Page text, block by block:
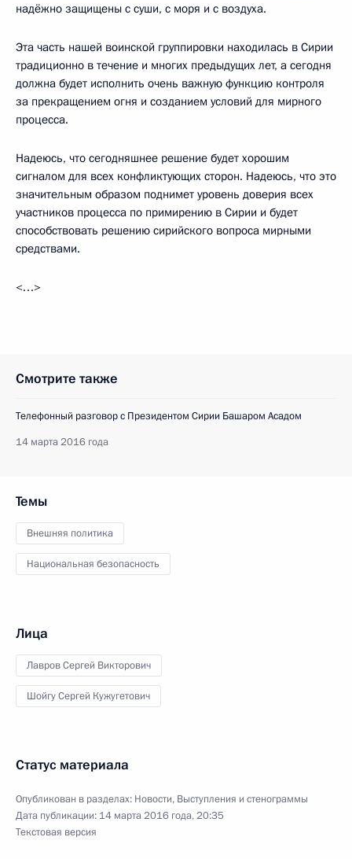
надёжно защищены с суши, с моря и с воздуха.
Эта часть нашей воинской группировки находилась в Сирии
традиционно в течение и многих предыдущих лет, а сегодня
должна будет исполнить очень важную функцию контроля
за прекращением огня и созданием условий для мирного
процесса.
Надеюсь, что сегодняшнее решение будет хорошим
сигналом для всех конфликтующих сторон. Надеюсь, что это
значительным образом поднимет уровень доверия всех
участников процесса по примирению в Сирии и будет
способствовать решению сирийского вопроса мирными
средствами.
<…>
Смотрите также
Телефонный разговор с Президентом Сирии Башаром Асадом
14 марта 2016 года
Темы
Внешняя политика
Национальная безопасность
Лица
Лавров Сергей Викторович
Шойгу Сергей Кужугетович
Статус материала
Опубликован в разделах: Новости, Выступления и стенограммы
Дата публикации: 14 марта 2016 года, 20:35
Текстовая версия